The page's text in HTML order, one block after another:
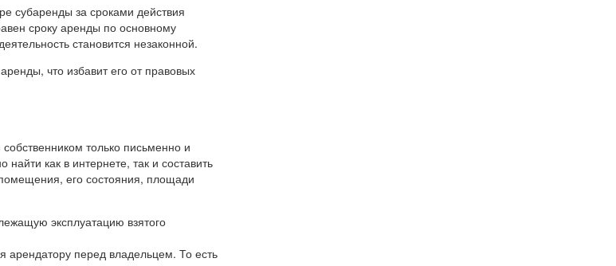
субаренды за сроками действия
сроку аренды по основному
становится незаконной.
что избавит его от правовых
только письменно и
как в интернете, так и составить
его состояния, площади
эксплуатацию взятого
арендатору перед владельцем. То есть